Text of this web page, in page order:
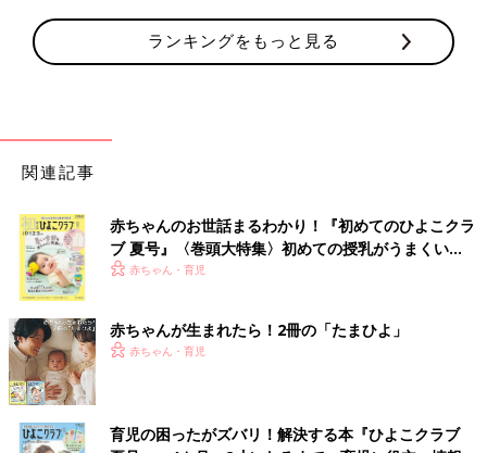
ほかにも映画の上映会や音楽の演奏会、節分などの行事など、
2、3カ月に一度の割合でさまざまな催しをしています。
りましたが、同時に障害という形で現れるケースは確実に増えま
した。おそらく皆さんが思われているより障害のある方がまわり
にいるかもしれません。
海外では障害があっても障害のない人に交じってお店でレジ打ち
をしている人を見かけます。しかし、日本では合理的に1カ所で
管理しようとしているのでしょうが、朝、作業所に出かけて夕方
になると家に帰ってくるので、なかなか一般の方と混ざり合う機
会が少ないという現状があります。
ランキングをもっと見る
関連記事
赤ちゃんのお世話まるわかり！『初めてのひよこクラ
ブ 夏号』〈巻頭大特集〉初めての授乳がうまくい
く！ おっぱい・ミルクの基本と夏のトラブル 解決テ
赤ちゃん・育児
赤ちゃんが生まれたら！2冊の「たまひよ」
赤ちゃん・育児
育児の困ったがズバリ！解決する本『ひよこクラブ